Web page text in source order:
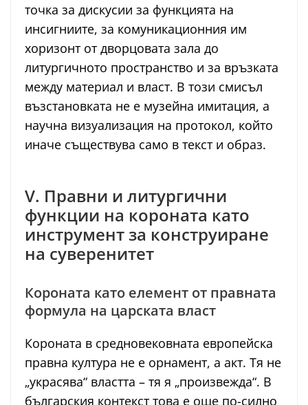
точка за дискусии за функцията на
инсигниите, за комуникационния им
хоризонт от дворцовата зала до
литургичното пространство и за връзката
между материал и власт. В този смисъл
възстановката не е музейна имитация, а
научна визуализация на протокол, който
иначе съществува само в текст и образ.
V. Правни и литургични
функции на короната като
инструмент за конструиране
на суверенитет
Короната като елемент от правната
формула на царската власт
Короната в средновековната европейска
правна култура не е орнамент, а акт. Тя не
„украсява“ властта – тя я „произвежда“. В
българския контекст това е още по-силно